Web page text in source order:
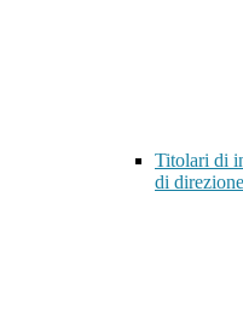
Titolari di
di